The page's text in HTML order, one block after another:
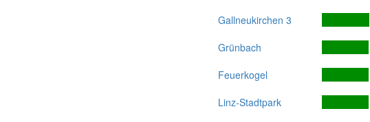
Gallneukirchen 3
Grünbach
Feuerkogel
Linz-Stadtpark